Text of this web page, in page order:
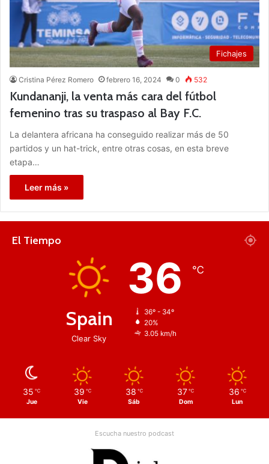
Fichajes
Cristina Pérez Romero febrero 16, 2024 0 532
Kundananji, la venta más cara del fútbol
femenino tras su traspaso al Bay F.C.
La delantera africana ha conseguido realizar más de 50
partidos y un hat-trick, entre otras cosas, en esta breve
etapa…
Leer más »
El Tiempo
Spain
Clear Sky
36 ℃
36º - 34º
20%
3.05 km/h
35 ℃
Jue
39 ℃
Vie
38 ℃
Sáb
37 ℃
Dom
36 ℃
Lun
Escucha nuestro podcast